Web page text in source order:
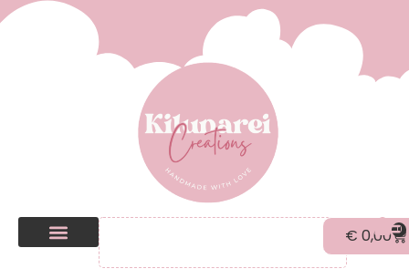
€ 0,00 0